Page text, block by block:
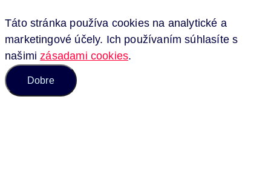
Táto stránka používa cookies na analytické a
marketingové účely. Ich používaním súhlasíte s
našimizásadami cookies.
Dobre